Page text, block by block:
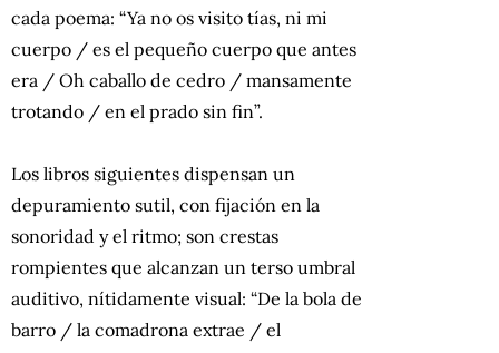
cada poema: “Ya no os visito tías, ni mi
cuerpo / es el pequeño cuerpo que antes
era / Oh caballo de cedro / mansamente
trotando / en el prado sin fin”.
Los libros siguientes dispensan un
depuramiento sutil, con fijación en la
sonoridad y el ritmo; son crestas
rompientes que alcanzan un terso umbral
auditivo, nítidamente visual: “De la bola de
barro / la comadrona extrae / el